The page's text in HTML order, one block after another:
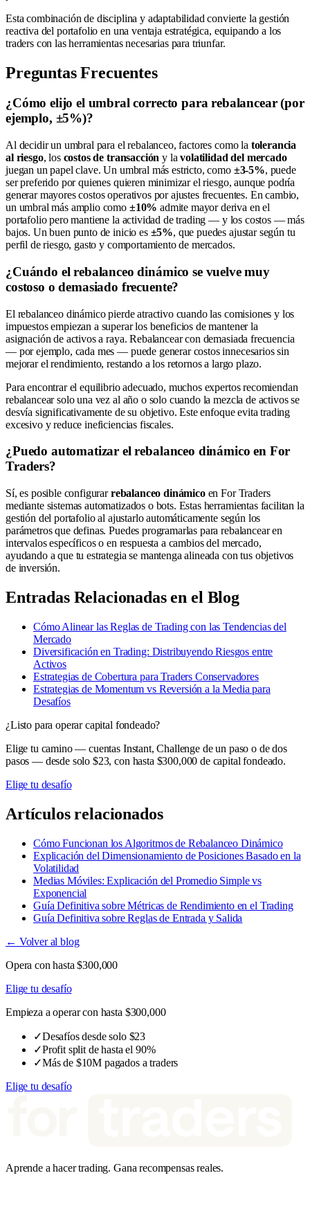
Esta combinación de disciplina y adaptabilidad convierte la gestión
reactiva del portafolio en una ventaja estratégica, equipando a los
traders con las herramientas necesarias para triunfar.
Preguntas Frecuentes
¿Cómo elijo el umbral correcto para rebalancear (por
ejemplo, ±5%)?
Al decidir un umbral para el rebalanceo, factores como la tolerancia
al riesgo, los costos de transacción y lavolatilidad del mercado
juegan un papel clave. Un umbral más estricto, como ±3-5%, puede
ser preferido por quienes quieren minimizar el riesgo, aunque podría
generar mayores costos operativos por ajustes frecuentes. En cambio,
un umbral más amplio como ±10% admite mayor deriva en el
portafolio pero mantiene la actividad de trading — y los costos — más
bajos. Un buen punto de inicio es ±5%, que puedes ajustar según tu
perfil de riesgo, gasto y comportamiento de mercados.
¿Cuándo el rebalanceo dinámico se vuelve muy
costoso o demasiado frecuente?
El rebalanceo dinámico pierde atractivo cuando las comisiones y los
impuestos empiezan a superar los beneficios de mantener la
asignación de activos a raya. Rebalancear con demasiada frecuencia
— por ejemplo, cada mes — puede generar costos innecesarios sin
mejorar el rendimiento, restando a los retornos a largo plazo.
Para encontrar el equilibrio adecuado, muchos expertos recomiendan
rebalancear solo una vez al año o solo cuando la mezcla de activos se
desvía significativamente de su objetivo. Este enfoque evita trading
excesivo y reduce ineficiencias fiscales.
¿Puedo automatizar el rebalanceo dinámico en For
Traders?
Sí, es posible configurarrebalanceo dinámicoen For Traders
mediante sistemas automatizados o bots. Estas herramientas facilitan la
gestión del portafolio al ajustarlo automáticamente según los
parámetros que definas. Puedes programarlas para rebalancear en
intervalos específicos o en respuesta a cambios del mercado,
ayudando a que tu estrategia se mantenga alineada con tus objetivos
de inversión.
Entradas Relacionadas en el Blog
Cómo Alinear las Reglas de Trading con las Tendencias del
Mercado
Diversificación en Trading: Distribuyendo Riesgos entre
Activos
Estrategias de Cobertura para Traders Conservadores
Estrategias de Momentum vs Reversión a la Media para
Desafíos
¿Listo para operar capital fondeado?
Elige tu camino — cuentas Instant, Challenge de un paso o de dos
pasos — desde solo $23, con hasta $300,000 de capital fondeado.
Elige tu desafío
Artículos relacionados
Cómo Funcionan los Algoritmos de Rebalanceo Dinámico
Explicación del Dimensionamiento de Posiciones Basado en la
Volatilidad
Medias Móviles: Explicación del Promedio Simple vs
Exponencial
Guía Definitiva sobre Métricas de Rendimiento en el Trading
Guía Definitiva sobre Reglas de Entrada y Salida
← Volver al blog
Opera con hasta $300,000
Elige tu desafío
Empieza a operar con hasta $300,000
✓Desafíos desde solo $23
✓Profit split de hasta el 90%
✓Más de $10M pagados a traders
Elige tu desafío
Aprende a hacer trading. Gana recompensas reales.